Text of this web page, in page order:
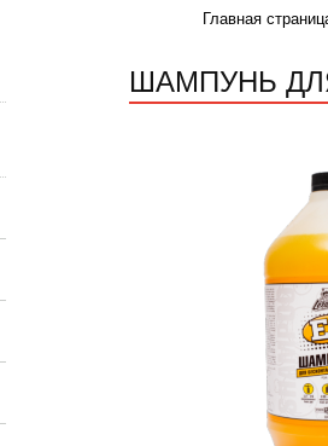
Главная
ШАМПУНЬ